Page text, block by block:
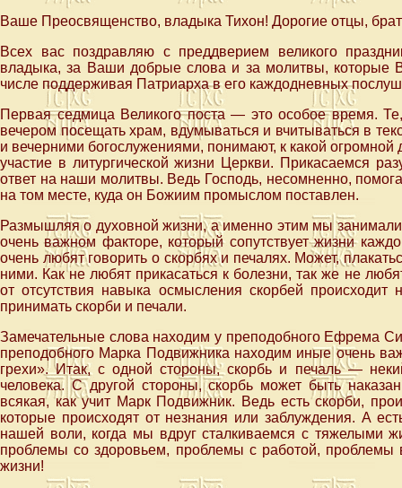
Ваше Преосвященство, владыка Тихон! Дорогие отцы,
Всех вас поздравляю с преддверием великого
владыка, за Ваши добрые слова и за молитвы, которые
числе поддерживая Патриарха в его каждодневных
Первая седмица Великого поста — это особое время.
вечером посещать храм, вдумываться и вчитываться в
и вечерними богослужениями, понимают, к какой
участие в литургической жизни Церкви. Прикасаемся
ответ на наши молитвы. Ведь Господь, несомненно,
на том месте, куда он Божиим промыслом поставлен.
Размышляя о духовной жизни, а именно этим мы
очень важном факторе, который сопутствует жизни
очень любят говорить о скорбях и печалях. Может,
ними. Как не любят прикасаться к болезни, так же не
от отсутствия навыка осмысления скорбей происходит
принимать скорби и печали.
Замечательные слова находим у преподобного Ефрема
преподобного Марка Подвижника находим иные очень
грехи». Итак, с одной стороны, скорбь и печаль —
человека. С другой стороны, скорбь может быть
всякая, как учит Марк Подвижник. Ведь есть скорби,
которые происходят от незнания или заблуждения. А
нашей воли, когда мы вдруг сталкиваемся с тяжелыми
проблемы со здоровьем, проблемы с работой,
жизни!